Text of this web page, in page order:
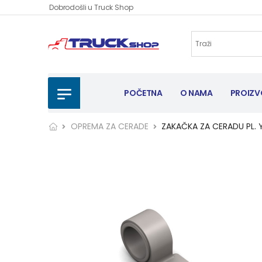
Dobrodošli u Truck Shop
POČETNA O NAMA
OPREMA ZA CERADE ZAKAČKA ZA CERADU PL.